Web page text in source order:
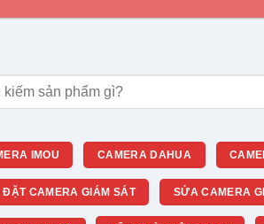
IMOU CAMERA DAHUA
ĐẶT CAMERA GIÁM SÁT SỬA CAMERA